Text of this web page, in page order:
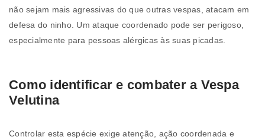
não sejam mais agressivas do que outras vespas, atacam em
defesa do ninho. Um ataque coordenado pode ser perigoso,
especialmente para pessoas alérgicas às suas picadas.
Como identificar e combater a Vespa
Velutina
Controlar esta espécie exige atenção, ação coordenada e